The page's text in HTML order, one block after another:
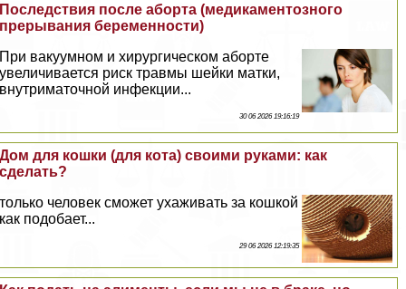
Последствия после aбopта (медикаментозного
прерывания беременности)
При вакуумном и хирургическом aбopте
увеличивается риск травмы шейки матки,
внутриматочной инфекции...
30 06 2026 19:16:19
Дом для кошки (для кота) своими руками: как
сделать?
только человек сможет ухаживать за кошкой
как подобает...
29 06 2026 12:19:35